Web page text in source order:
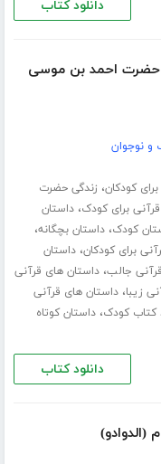
دانلود کتاب
حضرت احمد بن موسی
نوجوان
کودکان، زندگی حضرت
برای کودک،داستان
کودک،داستان بچگانه،
برای کودکان،داستان
جالب،داستان های قرآنی
زیبا،داستان های قرآنی
کتاب کودک،داستان کوتاه
دانلود کتاب
(الدوادو)